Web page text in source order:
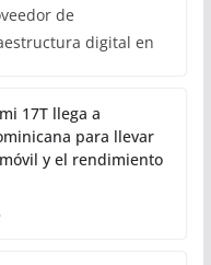
de
digital en
17T llega a
para llevar
y el rendimiento